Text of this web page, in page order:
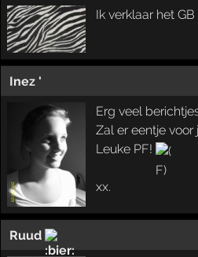
Ik verklaar het
Inez '
Erg veel
Zal er eentje voor
Leuke PF!
xx.
Ruud